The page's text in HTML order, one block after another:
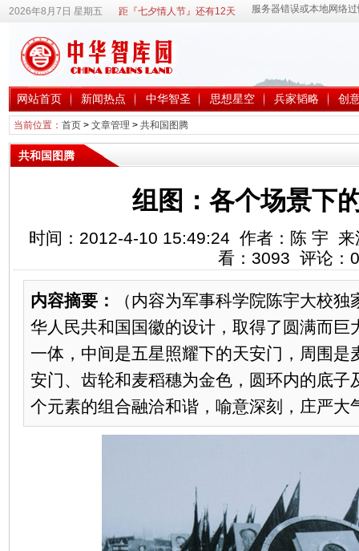
2026年8月7日 星期五 距『七夕情人节』还有12天
网站首页 新闻热点 中华智圣 思想星空 兵家韬略 创
当前位置： 首页> 文章管理 > 共和国图腾
共和国图腾
组图：各个场景下
时间：2012-4-10 15:49:24 作者：陈 宇
看： 3093 评论： 0
内容摘要：
（内容为军事科学院陈宇大校
华人民共和国国徽的设计，取得了圆满而巨
一体，中间是五星照耀下的天安门，周围是
安门、齿轮和麦稻穗为金色，圆环内的底子
个元素的组合融洽和谐，喻意深刻，庄严大